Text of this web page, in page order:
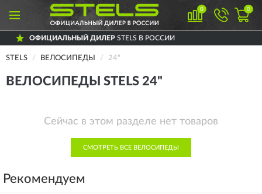
0 0
ДИЛЕРSTELS В РОССИИ
STELS ВЕЛОСИПЕДЫ 24"
ВЕЛОСИПЕДЫ STELS 24"
Сейчас в этом разделе нет товаров
СМОТРЕТЬ ВСЕ ВЕЛОСИПЕДЫ
Рекомендуем